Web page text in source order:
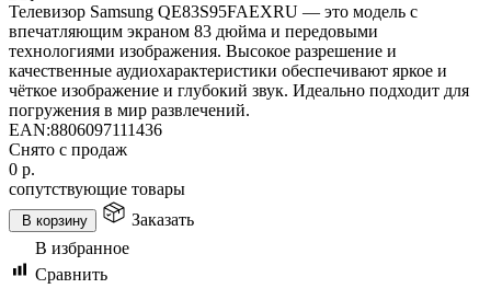
Телевизор Samsung QE83S95FAEXRU — это модель с
впечатляющим экраном 83 дюйма и передовыми
технологиями изображения. Высокое разрешение и
качественные аудиохарактеристики обеспечивают яркое и
чёткое изображение и глубокий звук. Идеально подходит для
погружения в мир развлечений.
EAN:8806097111436
Снято с продаж
0 р.
сопутствующие товары
В корзину
Заказать
В избранное
Сравнить